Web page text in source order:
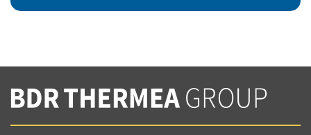
Подтвердить e-mail
Вы соглашаетесь с нашей политикой
конфеденциальности